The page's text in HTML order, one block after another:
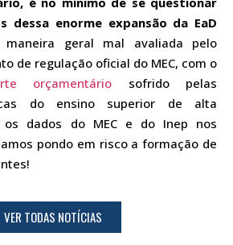
dessa enorme expansão da EaD
geral mal avaliada pelo
de regulação oficial do MEC, com o
orçamentário sofrido pelas
do ensino superior de alta
os dados do MEC e do Inep nos
pondo em risco a formação de
VER TODAS NOTÍCIAS